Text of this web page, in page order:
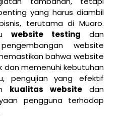
yang harus diambil
terutama di Muaro.
website testing dan
website
bahwa website
dan memenuhi kebutuhan
pengujian yang efektif
kualitas website dan
pengguna terhadap